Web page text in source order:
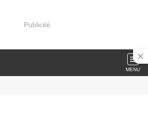
Publicité
MENU